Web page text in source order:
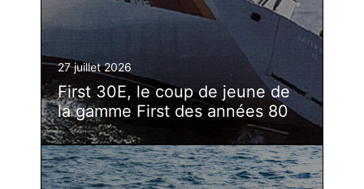
27 juillet 2026
First 30E, le coup de jeune de
la gamme First des années 80